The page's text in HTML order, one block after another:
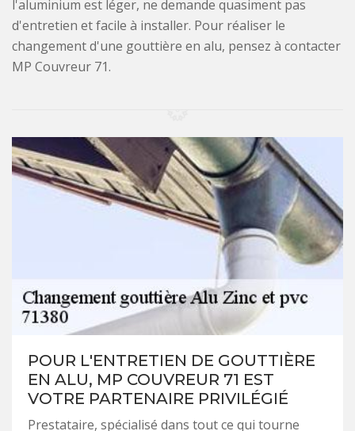
l'aluminium est léger, ne demande quasiment pas
d'entretien et facile à installer. Pour réaliser le
changement d'une gouttière en alu, pensez à contacter
MP Couvreur 71.
POUR L'ENTRETIEN DE GOUTTIÈRE
EN ALU, MP COUVREUR 71 EST
VOTRE PARTENAIRE PRIVILÉGIÉ
Prestataire, spécialisé dans tout ce qui tourne